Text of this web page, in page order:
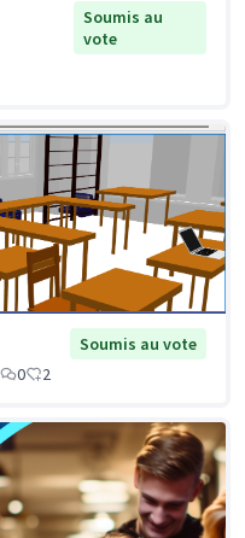
Soumis au
vote
Soumis au vote
0 2